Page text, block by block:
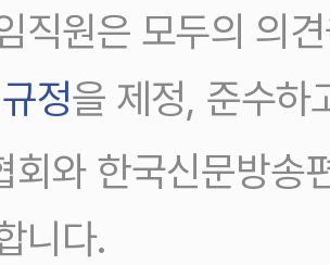
직원은 모두의 의
정을 제정, 준수하
회와 한국신문방송
니다.